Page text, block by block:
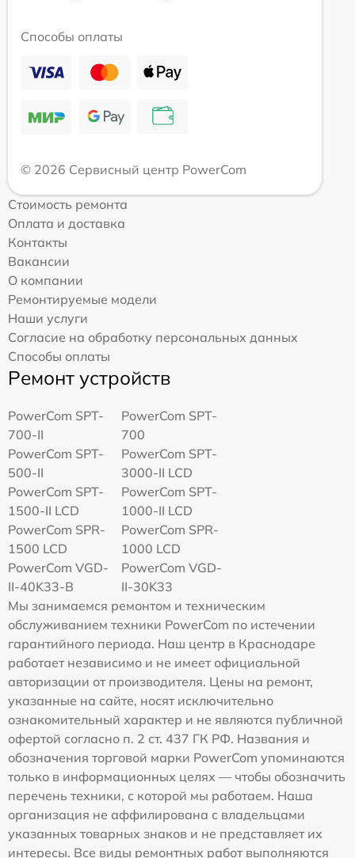
Способы оплаты
© 2026 Сервисный центр PowerCom
Стоимость ремонта
Оплата и доставка
Контакты
Вакансии
О компании
Ремонтируемые модели
Наши услуги
Согласие на обработку персональных данных
Способы оплаты
Ремонт устройств
PowerCom SPT-
700-II
PowerCom SPT-
700
PowerCom SPT-
500-II
PowerCom SPT-
3000-II LCD
PowerCom SPT-
1500-II LCD
PowerCom SPT-
1000-II LCD
PowerCom SPR-
1500 LCD
PowerCom SPR-
1000 LCD
PowerCom VGD-
II-40K33-B
PowerCom VGD-
II-30K33
Мы занимаемся ремонтом и техническим
обслуживанием техники PowerCom по истечении
гарантийного периода. Наш центр в Краснодаре
работает независимо и не имеет официальной
авторизации от производителя. Цены на ремонт,
указанные на сайте, носят исключительно
ознакомительный характер и не являются публичной
офертой согласно п. 2 ст. 437 ГК РФ. Названия и
обозначения торговой марки PowerCom упоминаются
только в информационных целях — чтобы обозначить
перечень техники, с которой мы работаем. Наша
организация не аффилирована с владельцами
указанных товарных знаков и не представляет их
интересы. Все виды ремонтных работ выполняются